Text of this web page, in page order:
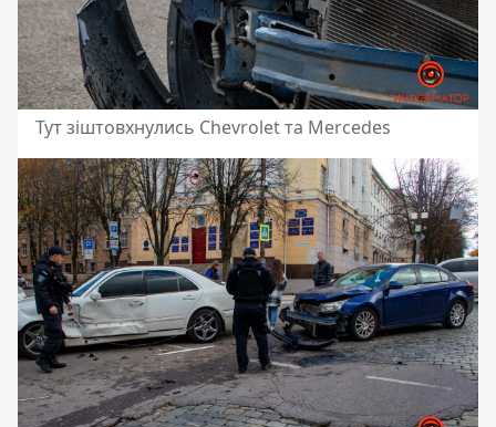
Тут зіштовхнулись Chevrolet та Mercedes